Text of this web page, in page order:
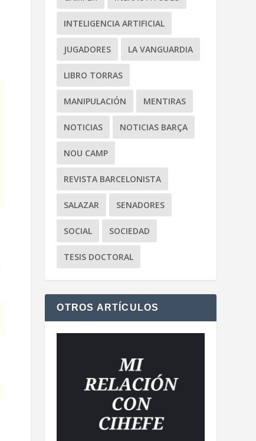
INTELIGENCIA ARTIFICIAL
JUGADORES LA VANGUARDIA
LIBRO TORRAS
MANIPULACIÓN MENTIRAS
NOTICIAS NOTICIAS BARÇA
NOU CAMP
REVISTA BARCELONISTA
SALAZAR SENADORES
SOCIAL SOCIEDAD
TESIS DOCTORAL
OTROS ARTÍCULOS